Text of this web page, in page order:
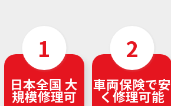
日本全国 大
規模修理可
車両保険で安
く修理可能